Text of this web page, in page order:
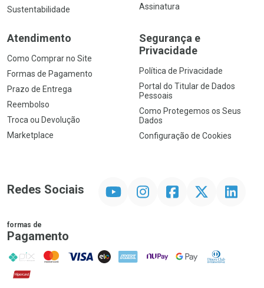
Sustentabilidade
Assinatura
Atendimento
Como Comprar no Site
Formas de Pagamento
Prazo de Entrega
Reembolso
Troca ou Devolução
Marketplace
Segurança e
Privacidade
Política de Privacidade
Portal do Titular de Dados
Pessoais
Como Protegemos os Seus
Dados
Configuração de Cookies
Redes Sociais InstagramFacebookTwitter Linkedin
formas de
Pagamento
PIX MasterCard
VISA ELO AMEX NuPay Google PayDiners Club
Hipercard